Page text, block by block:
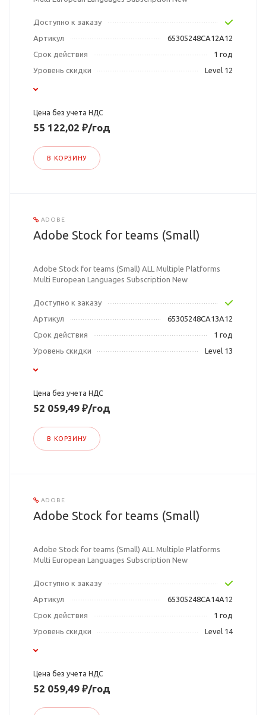
Доступно к заказу
Артикул
65305248CA12A12
Срок действия
1 год
Уровень скидки
Level 12
Цена без учета НДС
55 122,02 ₽/год
В КОРЗИНУ
ADOBE
Adobe Stock for teams (Small)
Adobe Stock for teams (Small) ALL Multiple Platforms
Multi European Languages Subscription New
Доступно к заказу
Артикул
65305248CA13A12
Срок действия
1 год
Уровень скидки
Level 13
Цена без учета НДС
52 059,49 ₽/год
В КОРЗИНУ
ADOBE
Adobe Stock for teams (Small)
Adobe Stock for teams (Small) ALL Multiple Platforms
Multi European Languages Subscription New
Доступно к заказу
Артикул
65305248CA14A12
Срок действия
1 год
Уровень скидки
Level 14
Цена без учета НДС
52 059,49 ₽/год